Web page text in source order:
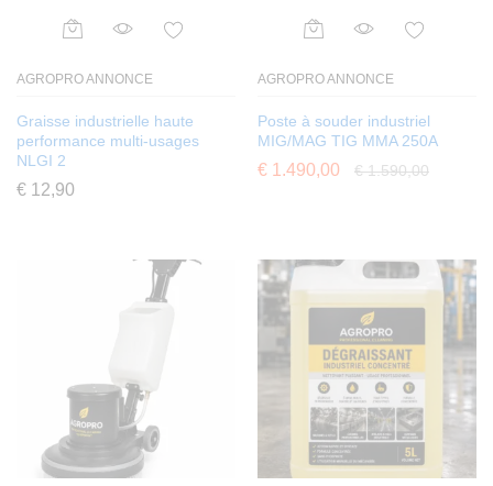
AGROPRO ANNONCE
Graisse industrielle haute
performance multi-usages
NLGI 2
€ 12,90
AGROPRO ANNONCE
Poste à souder industriel
MIG/MAG TIG MMA 250A
€ 1.490,00 €1.590,00